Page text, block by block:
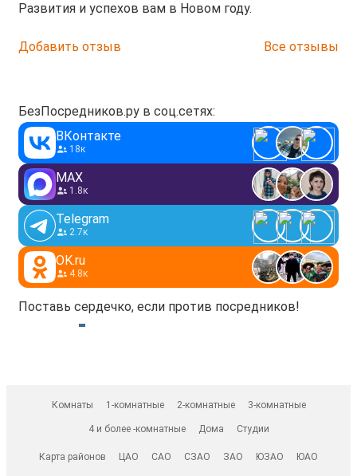
Развития и успехов вам в Новом году.
Добавить отзыв Все отзывы
БезПосредников.ру в соц.сетях:
ВКонтакте
18к
MAX
1.8к
Telegram
2.7к
OK.ru
4.8к
Поставь сердечко, если против посредников!
Комнаты 1-комнатные 2-комнатные 3-комнатные
4 и более -комнатные Дома Студии
Карта районов ЦАО САО СЗАО ЗАО ЮЗАО ЮАО